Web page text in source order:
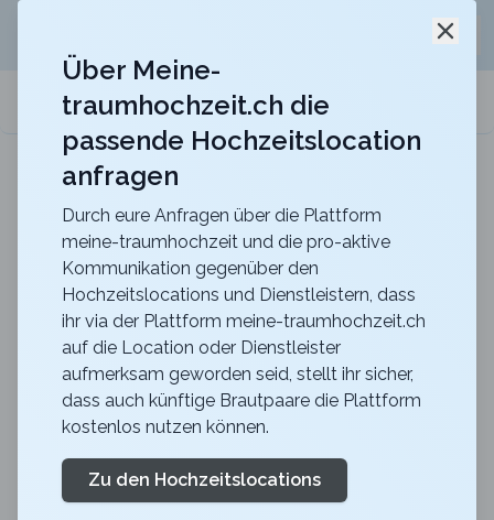
meine-traumhochzeit.ch
Hotel Belvoir Lake View & Spa
Heiraten im Hotel Belvoir mit unvergesslichem Blick
Zurück zur Suche
Campus Hotel Hertenstein
Pilatussaalterrasse
4.5
LU
Weggis
Feiern Sie Ihre Hochzeit oder Ihr Bankett in moderner
Über Meine-
traumhochzeit.ch die
passende Hochzeitslocation
anfragen
Durch eure Anfragen über die Plattform
meine-traumhochzeit und die pro-aktive
Kommunikation gegenüber den
Hochzeitslocations und Dienstleistern, dass
ihr via der Plattform meine-traumhochzeit.ch
auf die Location oder Dienstleister
aufmerksam geworden seid, stellt ihr sicher,
dass auch künftige Brautpaare die Plattform
kostenlos nutzen können.
Zu den Hochzeitslocations